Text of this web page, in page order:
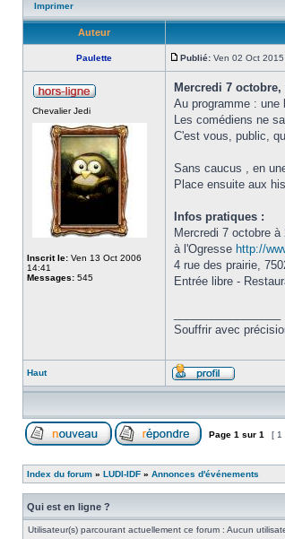
Imprimer
Auteur
Paulette Publié: Ven 02 Oct
Chevalier Jedi
Inscrit le: Ven 13 Oct 2006
14:41
Messages: 545
Mercredi 7
Au programme :
Les comédiens ne
C'est vous, public,
Sans caucus , en
Place ensuite aux
Infos pratiques :
Mercredi 7 octobre à
à l'Ogresse http://
4 rue des prairie,
Entrée libre -
Souffrir avec
Haut
Page 1 sur 1 [ 1
Index du forum » LUDI-IDF » Annonces d'événements
Qui est en ligne ?
Utilisateur(s) parcourant actuellement ce forum : Aucun